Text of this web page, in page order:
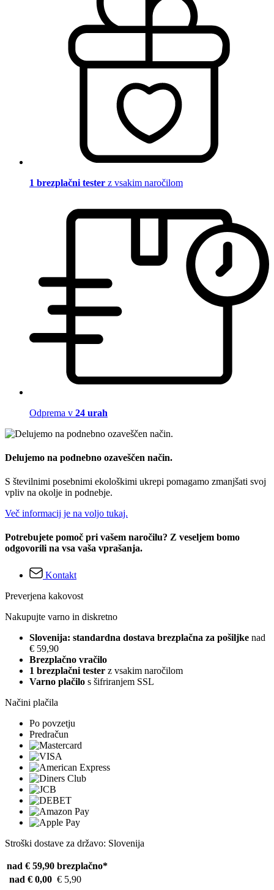
1 brezplačni tester z vsakim naročilom
Odprema v 24 urah
Delujemo na podnebno ozaveščen način.
S številnimi posebnimi ekološkimi ukrepi pomagamo zmanjšati svoj
vpliv na okolje in podnebje.
Več informacij je na voljo tukaj.
Potrebujete pomoč pri vašem naročilu? Z veseljem bomo
odgovorili na vsa vaša vprašanja.
Kontakt
Preverjena kakovost
Nakupujte varno in diskretno
Slovenija: standardna dostava brezplačna za pošiljke nad
€ 59,90
Brezplačno vračilo
1 brezplačni tester z vsakim naročilom
Varno plačilo s šifriranjem SSL
Načini plačila
Po povzetju
Predračun
Stroški dostave za državo: Slovenija
nad € 59,90 brezplačno*
nad € 0,00 € 5,90